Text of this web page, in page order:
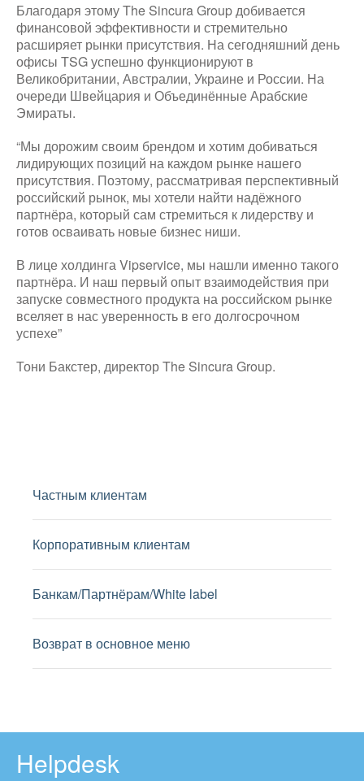
Благодаря этому The Sincura Group добивается
финансовой эффективности и стремительно
расширяет рынки присутствия. На сегодняшний день
офисы TSG успешно функционируют в
Великобритании, Австралии, Украине и России. На
очереди Швейцария и Объединённые Арабские
Эмираты.
“Мы дорожим своим брендом и хотим добиваться
лидирующих позиций на каждом рынке нашего
присутствия. Поэтому, рассматривая перспективный
российский рынок, мы хотели найти надёжного
партнёра, который сам стремиться к лидерству и
готов осваивать новые бизнес ниши.
В лице холдинга Vipservice, мы нашли именно такого
партнёра. И наш первый опыт взаимодействия при
запуске совместного продукта на российском рынке
вселяет в нас уверенность в его долгосрочном
успехе”
Тони Бакстер, директор The Sincura Group.
Частным клиентам
Корпоративным клиентам
Банкам/Партнёрам/White label
Возврат в основное меню
Helpdesk